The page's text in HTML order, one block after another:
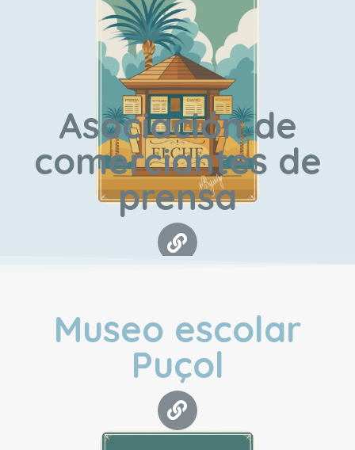
Asociación de
comerciantes de
prensa
Museo escolar
Puçol